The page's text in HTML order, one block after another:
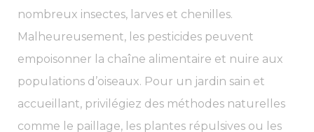
nombreux insectes, larves et chenilles.
Malheureusement, les pesticides peuvent
empoisonner la chaîne alimentaire et nuire aux
populations d’oiseaux. Pour un jardin sain et
accueillant, privilégiez des méthodes naturelles
comme le paillage, les plantes répulsives ou les